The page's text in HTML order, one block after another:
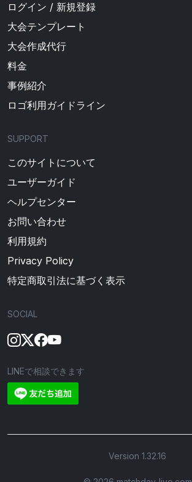
ログイン / 新規登録
大会テンプレート
大会作成代行
料金
事例紹介
ロゴ利用ガイドライン
SUPPORT
このサイトについて
ユーザーガイド
ヘルプセンター
お問い合わせ
利用規約
Privacy Policy
特定商取引法に基づく表示
SOCIAL
LINEで相談できます
Version 1.32.16